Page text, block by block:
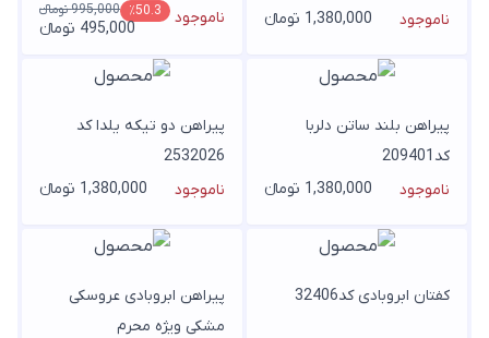
ناموجود
1,380,000 تومانء
ناموجود
٪50.3 995,000 تومانء
495,000 تومانء
پیراهن بلند ساتن دلربا
کد209401
ناموجود
1,380,000 تومانء
پیراهن دو تیکه یلدا کد
2532026
ناموجود
1,380,000 تومانء
کفتان ابروبادی کد32406
پیراهن ابروبادی عروسکی
مشکی ویژه محرم